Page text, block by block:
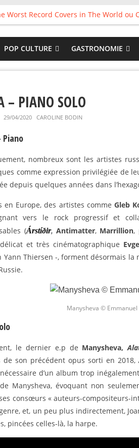
Worst Record Covers in The World
2026 : C’est dans les vieux pots
: Electro Ladyland
The First Time, Again : Tyler Ballgame
HDO #54 : Just be Good
POP CULTURE GASTRONOMIE
– PIANO SOLO
29/04/2020 CAROLINE BODIN
nombreux sont les artistes
comme expression privilégiée de
depuis quelques années dans
en Europe, des artistes commeGleb
vers le rock progressif et
(Árstíðir, Antimatter, Marrillion,
et très cinématographique
Thiersen -, forment désormais
Manysheva © Emmanuel
le dernier e.p de Manysheva,
de son précédent opus sorti en 2018,
d’un album trop
Manysheva, évoquant non
consœurs « auteurs-compositeurs-
et, un peu plus indirectement,
pincées celles-là, la harpe.